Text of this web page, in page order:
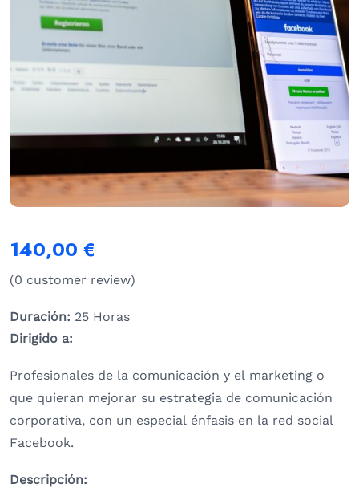
140,00 €
(0 customer review)
Duración: 25 Horas
Dirigido a:
Profesionales de la comunicación y el marketing o
que quieran mejorar su estrategia de comunicación
corporativa, con un especial énfasis en la red social
Facebook.
Descripción: